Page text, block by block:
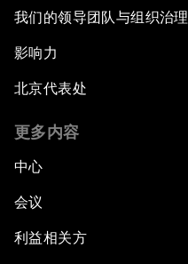
我们的领导团队与组织治理
影响力
北京代表处
更多内容
中心
会议
利益相关方